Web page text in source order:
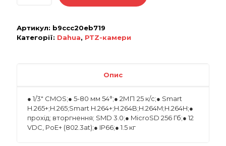
Артикул: b9ccc20eb719
Категорії: Dahua, PTZ-камери
Опис
● 1/3″ CMOS;● 5-80 мм 54°;● 2МП 25 к/с;● Smart
H.265+;H.265;Smart H.264+;H.264B;H.264M;H.264H;●
прохід; вторгнення; SMD 3.0;● MicroSD 256 Гб;● 12
VDC, PoE+ (802.3at);● IP66;● 1.5 кг